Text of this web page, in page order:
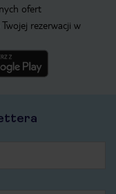
ofert
rezerwacji w